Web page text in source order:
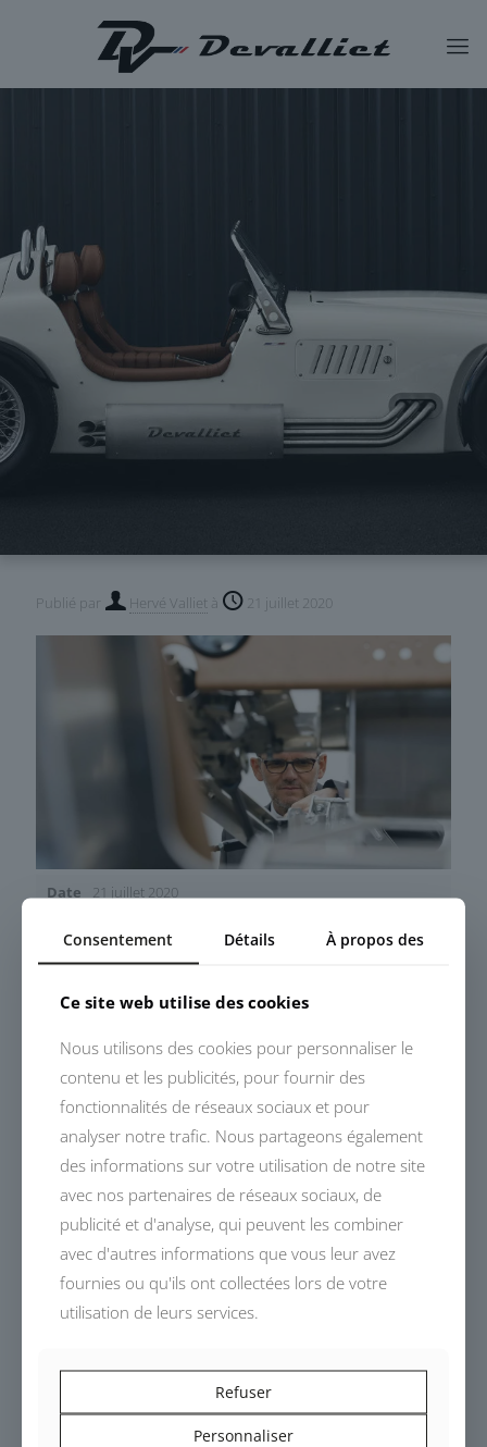
Publié par Hervé Valliet à 21 juillet 2020
Date 21 juillet 2020
Partager
Devalliet
Consentement Détails À propos des
Ce site web utilise des cookies
Nous utilisons des cookies pour personnaliser le
contenu et les publicités, pour fournir des
fonctionnalités de réseaux sociaux et pour
analyser notre trafic. Nous partageons également
des informations sur votre utilisation de notre site
avec nos partenaires de réseaux sociaux, de
publicité et d'analyse, qui peuvent les combiner
avec d'autres informations que vous leur avez
fournies ou qu'ils ont collectées lors de votre
utilisation de leurs services.
Refuser
Personnaliser